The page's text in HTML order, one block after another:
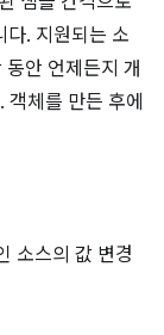
다. 지원되는 소
안 언제든지 개
체를 만든 후에
소스의 값 변경